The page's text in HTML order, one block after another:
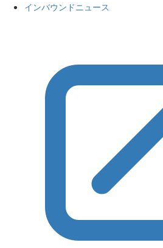
インバウンドニュース